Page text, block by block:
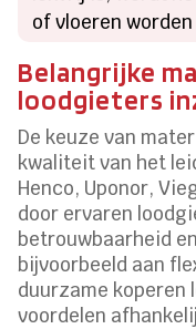
of vloeren
Belangrijke
loodgieters
De keuze van
kwaliteit van het
Henco, Uponor,
door ervaren
betrouwbaarheid
bijvoorbeeld aan
duurzame koperen
voordelen